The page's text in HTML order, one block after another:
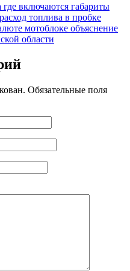
включаются габариты
топлива в пробке
мотоблоке объяснение
области
Обязательные поля